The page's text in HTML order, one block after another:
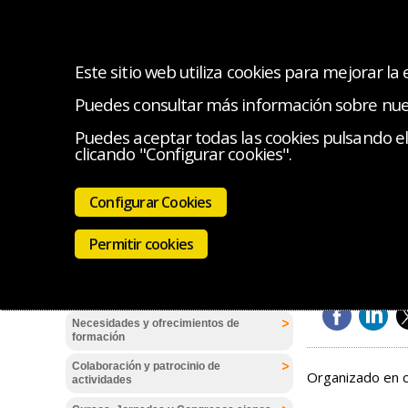
Este sitio web utiliza cookies para mejorar
Puedes consultar más información sobre
Puedes aceptar todas las cookies pulsando
clicando "Configurar cookies".
Configurar Cookies
Permitir cookies
Inicio Quiénes somos Mis datos,
Organizado en
Normas de funcionamiento de OIF-FES
Regístrate y accede a la plataforma de
formación a distancia
Necesidades y ofrecimientos de
formación
Colaboración y patrocinio de
actividades